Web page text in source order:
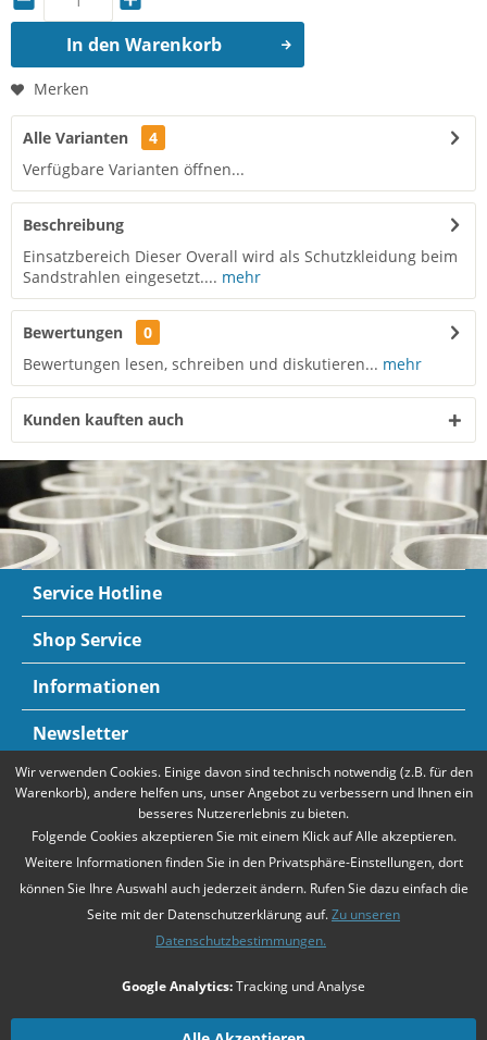
In den Warenkorb
Merken
Alle Varianten
4
Verfügbare Varianten öffnen...
Beschreibung
Einsatzbereich Dieser Overall wird als Schutzkleidung beim
Sandstrahlen eingesetzt.... mehr
Bewertungen
0
Bewertungen lesen, schreiben und diskutieren... mehr
Kunden kauften auch
Service Hotline
Shop Service
Informationen
Newsletter
Zahlungsarten Mehr Informationen
falls nicht anders beschrieben
Unsere Angebote richten sich ausschließlich an Unternehmer gemäß§14
Wir verwenden Cookies. Einige davon sind technisch notwendig (z.B. für den
Warenkorb), andere helfen uns, unser Angebot zu verbessern und Ihnen ein
besseres Nutzererlebnis zu bieten.
Folgende Cookies akzeptieren Sie mit einem Klick auf Alle akzeptieren.
Weitere Informationen finden Sie in den Privatsphäre-Einstellungen, dort
können Sie Ihre Auswahl auch jederzeit ändern. Rufen Sie dazu einfach die
Seite mit der Datenschutzerklärung auf.Zu unseren
Datenschutzbestimmungen.
Google Analytics:Tracking und Analyse